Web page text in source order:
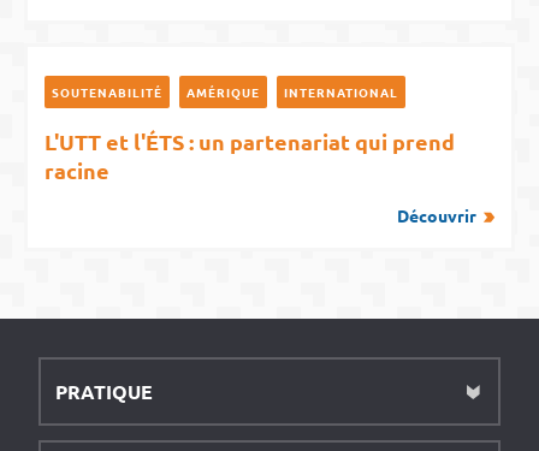
SOUTENABILITÉ AMÉRIQUE INTERNATIONAL
L'UTT et l'ÉTS : un partenariat qui prend
racine
Découvrir
PRATIQUE